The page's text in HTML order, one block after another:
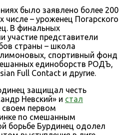
было заявлено более 200
числе – уроженец Погарского
В финальных
участие представители
страны – школа
спортивный фонд
единоборств РОДЪ,
Full Contact и другие.
защищал честь
Невский» и стал
своем первом
по смешанным
борьбе Бурдинец одолел